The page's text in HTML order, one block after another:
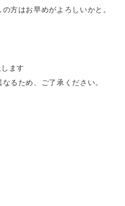
方はお早めがよろしいかと。
ます
るため、ご了承ください。